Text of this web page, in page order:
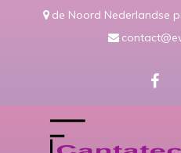
de Noord Nederlandse